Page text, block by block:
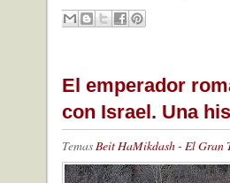
El emperador
con Israel. Una
Temas Beit HaMikdash - El Gran